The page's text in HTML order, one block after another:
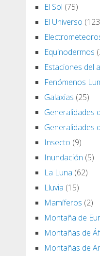
El Sol (75)
El Universo
Equinodermos
Estaciones del
Fenómenos
Galaxias (25)
Generalidades
Generalidades
Insecto (9)
Inundación (5)
La Luna (62)
Lluvia (15)
Mamíferos (2)
Montaña de
Montañas de
Montañas de